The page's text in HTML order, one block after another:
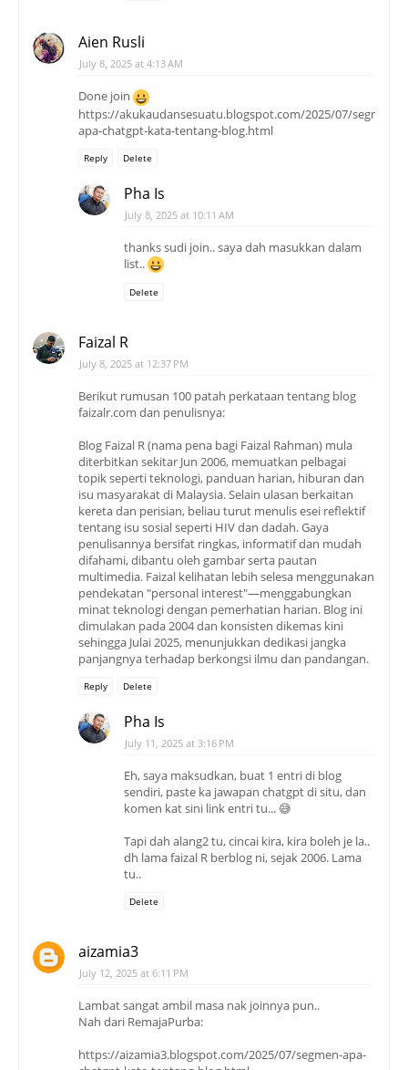
Aien Rusli
July 8, 2025 at 4:13 AM
Done join
https://akukaudansesuatu.blogspot.com/2025/07/segmen-
apa-chatgpt-kata-tentang-blog.html
Reply Delete
Pha Is
July 8, 2025 at 10:11 AM
thanks sudi join.. saya dah masukkan dalam
list..
Delete
Faizal R
July 8, 2025 at 12:37 PM
Berikut rumusan 100 patah perkataan tentang blog
faizalr.com dan penulisnya:
Blog Faizal R (nama pena bagi Faizal Rahman) mula
diterbitkan sekitar Jun 2006, memuatkan pelbagai
topik seperti teknologi, panduan harian, hiburan dan
isu masyarakat di Malaysia. Selain ulasan berkaitan
kereta dan perisian, beliau turut menulis esei reflektif
tentang isu sosial seperti HIV dan dadah. Gaya
penulisannya bersifat ringkas, informatif dan mudah
difahami, dibantu oleh gambar serta pautan
multimedia. Faizal kelihatan lebih selesa menggunakan
pendekatan "personal interest"—menggabungkan
minat teknologi dengan pemerhatian harian. Blog ini
dimulakan pada 2004 dan konsisten dikemas kini
sehingga Julai 2025, menunjukkan dedikasi jangka
panjangnya terhadap berkongsi ilmu dan pandangan.
Reply Delete
Pha Is
July 11, 2025 at 3:16 PM
Eh, saya maksudkan, buat 1 entri di blog
sendiri, paste ka jawapan chatgpt di situ, dan
komen kat sini link entri tu... 😅
Tapi dah alang2 tu, cincai kira, kira boleh je la..
dh lama faizal R berblog ni, sejak 2006. Lama
tu..
Delete
aizamia3
July 12, 2025 at 6:11 PM
Lambat sangat ambil masa nak joinnya pun..
Nah dari RemajaPurba:
https://aizamia3.blogspot.com/2025/07/segmen-apa-